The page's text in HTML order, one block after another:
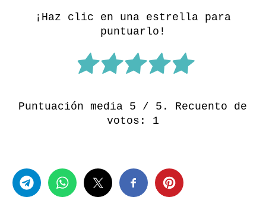
¡Haz clic en una estrella para
puntuarlo!
Puntuación media 5 / 5. Recuento de
votos: 1